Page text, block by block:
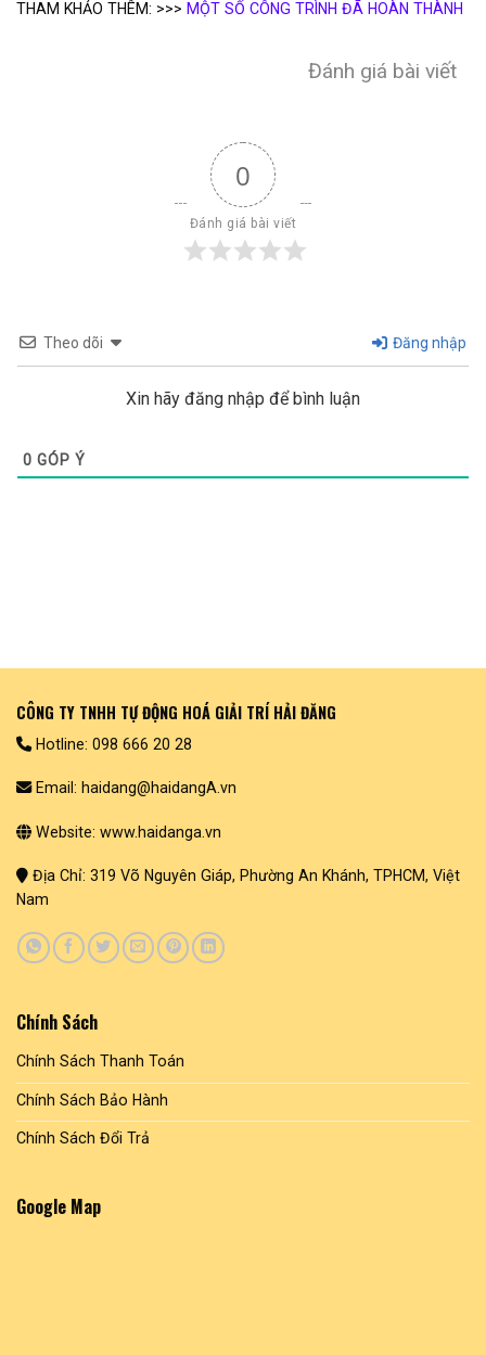
THAM KHẢO THÊM: >>> MỘT SỐ CÔNG TRÌNH ĐÃ HOÀN THÀNH
Đánh giá bài viết
0
Đánh giá bài viết
Theo dõi Đăng nhập
Xin hãy đăng nhập để bình luận
0 GÓP Ý
CÔNG TY TNHH TỰ ĐỘNG HOÁ GIẢI TRÍ HẢI ĐĂNG
Hotline: 098 666 20 28
Email: haidang@haidangA.vn
Website: www.haidanga.vn
Địa Chỉ: 319 Võ Nguyên Giáp, Phường An Khánh, TPHCM, Việt
Nam
Chính Sách
Chính Sách Thanh Toán
Chính Sách Bảo Hành
Chính Sách Đổi Trả
Google Map